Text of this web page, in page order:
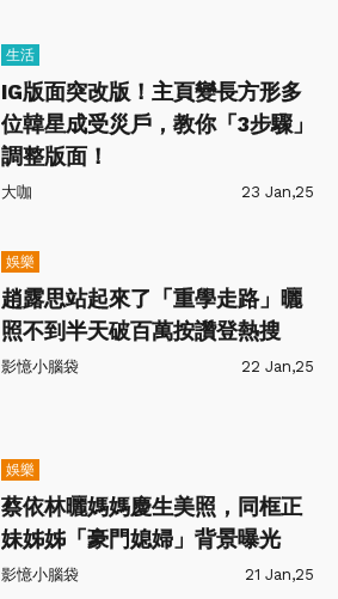
生活
IG版面突改版！主頁變長方形多
位韓星成受災戶，教你「3步驟」
調整版面！
大咖 23 Jan,25
娛樂
趙露思站起來了「重學走路」曬
照不到半天破百萬按讚登熱搜
影憶小腦袋 22 Jan,25
娛樂
蔡依林曬媽媽慶生美照，同框正
妹姊姊「豪門媳婦」背景曝光
影憶小腦袋 21 Jan,25